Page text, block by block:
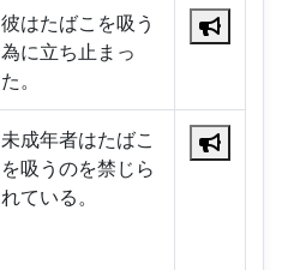
彼はたばこを吸う
為に立ち止まっ
た。
未成年者はたばこ
を吸うのを禁じら
れている。